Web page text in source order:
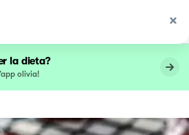
la dieta?
olivia!